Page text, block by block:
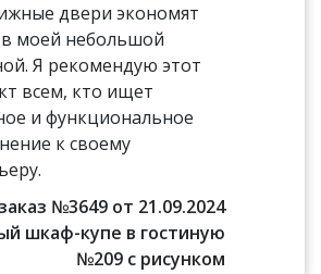
двери экономят
моей небольшой
Я рекомендую этот
всем, кто ищет
и функциональное
к своему
№3649 от 21.09.2024
шкаф-купе в гостиную
№209 с рисунком